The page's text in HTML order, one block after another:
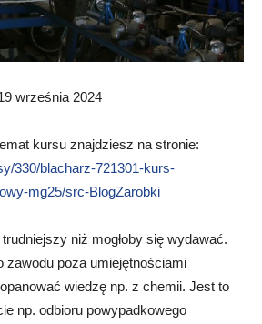
września 2024
kursu znajdziesz na stronie:
330/blacharz-721301-kurs-
mg25/src-BlogZarobki
niż mogłoby się wydawać.
zawodu poza umiejętnościami
wiedzę np. z chemii. Jest to
np. odbioru powypadkowego